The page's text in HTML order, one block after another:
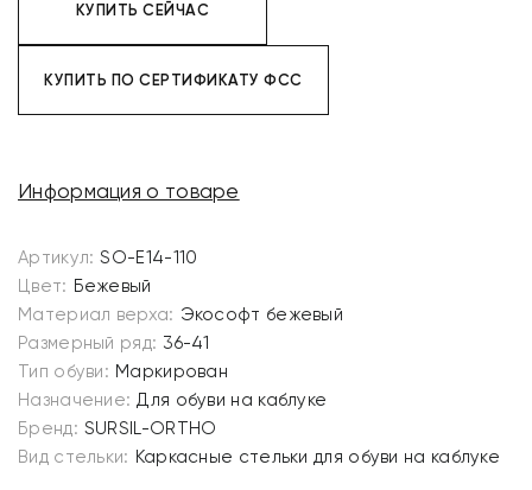
КУПИТЬ СЕЙЧАС
КУПИТЬ ПО СЕРТИФИКАТУ ФСС
Информация о товаре
Артикул: SO-E14-110
Цвет: Бежевый
Материал верха: Экософт бежевый
Размерный ряд: 36-41
Тип обуви: Маркирован
Назначение: Для обуви на каблуке
Бренд: SURSIL-ORTHO
Вид стельки: Каркасные стельки для обуви на каблуке